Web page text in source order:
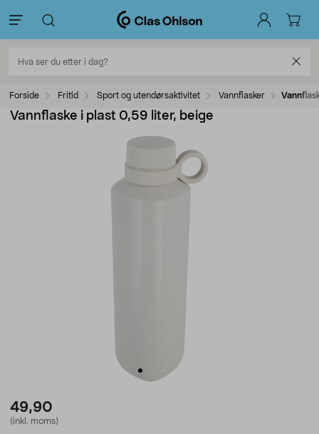
Forside Fritid Sport og utendørsaktivitet Vannflasker
Vannflaske i plast 0,59 liter, beige
49,90
(inkl. moms)